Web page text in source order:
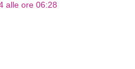
alle ore 06:28